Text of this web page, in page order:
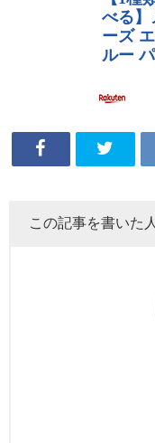
この記事を書いた人